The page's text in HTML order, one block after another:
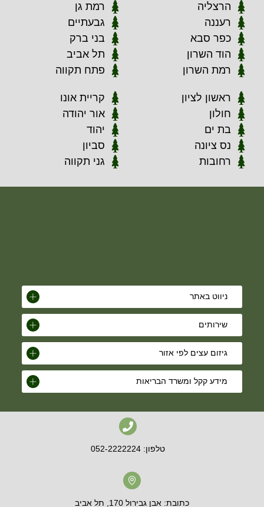
הרצליה
רעננה
כפר סבא
הוד השרון
רמת השרון
רמת גן
גבעתיים
בני ברק
תל אביב
פתח תקווה
ראשון לציון
חולון
בת ים
נס ציונה
רחובות
קריית אונו
אור יהודה
יהוד
סביון
גני תקווה
ניווט באתר
שירותים
גיזום עצים לפי אזור
מידע קקל ומשרד הבריאות
טלפון: 052-2222224
כתובת: אבן גבירול 170, תל אביב